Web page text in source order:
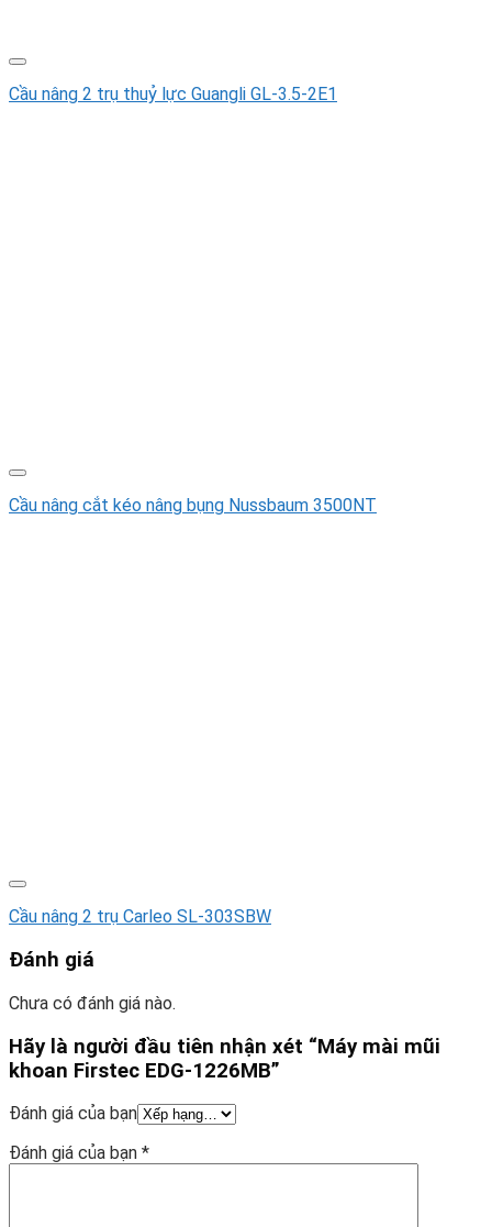
Cầu nâng 2 trụ thuỷ lực Guangli GL-3.5-2E1
Cầu nâng cắt kéo nâng bụng Nussbaum 3500NT
Cầu nâng 2 trụ Carleo SL-303SBW
Đánh giá
Chưa có đánh giá nào.
Hãy là người đầu tiên nhận xét “Máy mài mũi
khoan Firstec EDG-1226MB”
Đánh giá của bạn
Đánh giá của bạn *